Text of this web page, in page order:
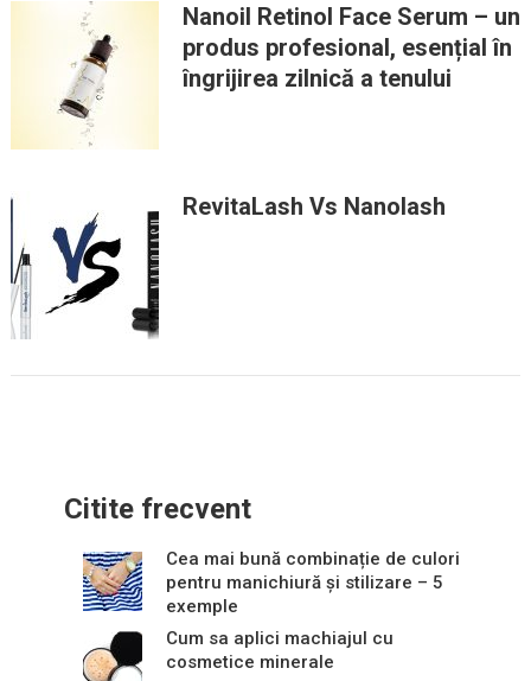
Nanoil Retinol Face Serum – un
produs profesional, esențial în
îngrijirea zilnică a tenului
RevitaLash Vs Nanolash
Citite frecvent
Cea mai bună combinație de culori
pentru manichiură și stilizare – 5
exemple
Cum sa aplici machiajul cu
cosmetice minerale